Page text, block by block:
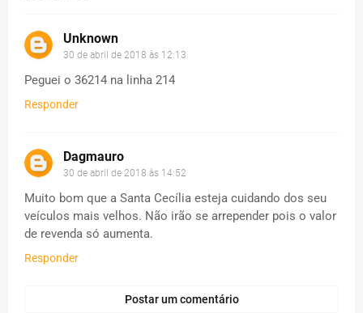
Unknown
30 de abril de 2018 às 12:13
Peguei o 36214 na linha 214
Responder
Dagmauro
30 de abril de 2018 às 14:52
Muito bom que a Santa Cecília esteja cuidando dos seu
veículos mais velhos. Não irão se arrepender pois o valor
de revenda só aumenta.
Responder
Postar um comentário